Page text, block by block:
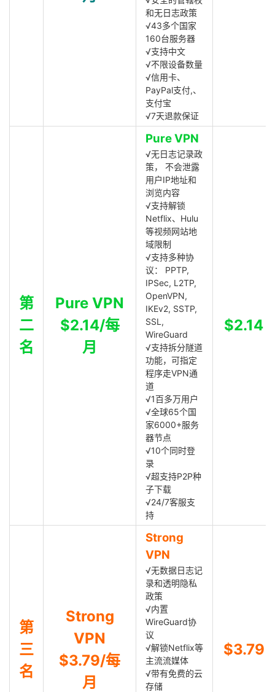
和无日志政策
√43多个国家
160台服务器
√支持中文
√不限设备数量
√信用卡、
PayPal支付,、
支付宝
√7天退款保证
第
二
名
Pure VPN
$2.14/每
月
Pure VPN
√无日志记录政
策， 不会泄露
用户IP地址和
浏览内容
√支持解锁
Netflix、Hulu
等视频网站地
域限制
√支持多种协
议： PPTP,
IPSec, L2TP,
OpenVPN,
IKEv2, SSTP,
SSL,
WireGuard
√支持拆分隧道
功能，可指定
程序走VPN通
道
√1百多万用户
√全球65个国
家6000+服务
器节点
√10个同时登
录
√超支持P2P种
子下载
√24/7客服支
持
$2.14
第
三
名
Strong
VPN
$3.79/每
月
Strong
VPN
√无数据日志记
录和透明隐私
政策
√内置
WireGuard协
议
√解锁Netflix等
主流流媒体
√带有免费的云
存储
$3.79